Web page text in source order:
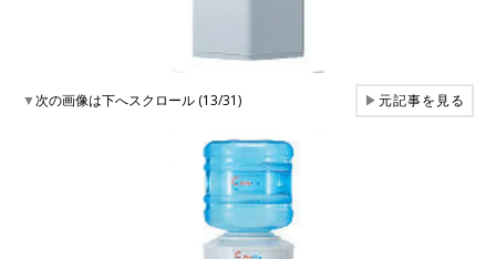
▼次の画像は下へスクロール (13/31) ▶元記事を見る